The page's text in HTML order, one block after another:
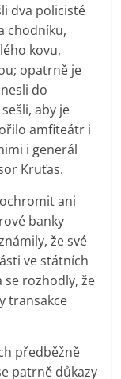
dva policisté
chodníku,
kovu,
opatrně je
do
aby je
amfiteátr i
i generál
Kruťas.
ani
banky
že své
ve státních
se rozhodly, že
transakce
předběžně
patrně důkazy